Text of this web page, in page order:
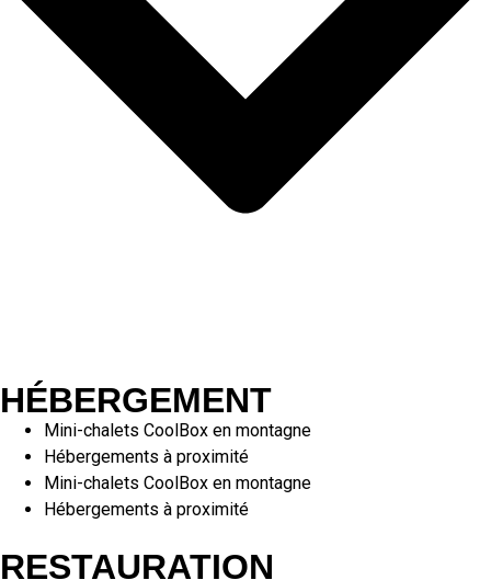
HÉBERGEMENT
Mini-chalets CoolBox en montagne
Hébergements à proximité
Mini-chalets CoolBox en montagne
Hébergements à proximité
RESTAURATION